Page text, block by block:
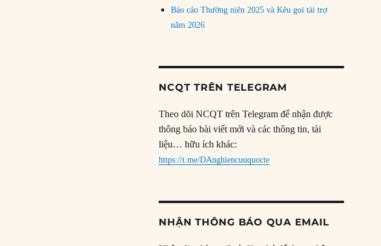
Báo cáo Thường niên 2025 và Kêu gọi tài trợ
năm 2026
NCQT TRÊN TELEGRAM
Theo dõi NCQT trên Telegram để nhận được
thông báo bài viết mới và các thông tin, tài
liệu… hữu ích khác:
https://t.me/DAnghiencuuquocte
NHẬN THÔNG BÁO QUA EMAIL